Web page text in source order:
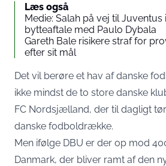
Læs også
Medie: Salah på vej til Juventus
bytteaftale med Paulo Dybala
Gareth Bale risikere straf for
efter sit mål
Det vil berøre et hav af danske
ikke mindst de to store danske
FC Nordsjælland, der til dagligt
danske fodboldrække.
Men ifølge DBU er der op mod
Danmark, der bliver ramt af den